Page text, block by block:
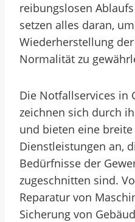
reibungslosen
setzen alles daran,
Wiederherstellung
Normalität zu
Die Notfallservices in
zeichnen sich durch
und bieten eine breite
Dienstleistungen an,
Bedürfnisse der
zugeschnitten sind.
Reparatur von
Sicherung von